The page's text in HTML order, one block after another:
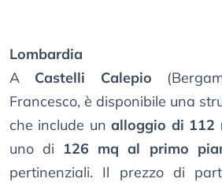
Lombardia
A Castelli Calepio
Francesco, è disponibile una
che include unalloggio di 112
uno di 126 mq al primo
pertinenziali. Il prezzo di